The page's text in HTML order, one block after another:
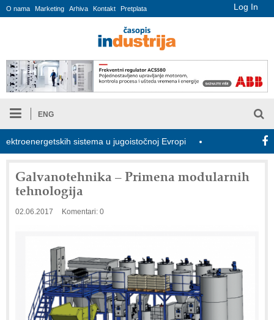
Log In
O nama Marketing Arhiva Kontakt Pretplata
ENG
sistema u jugoistočnoj Evropi COMBYPACK
Galvanotehnika – Primena modularnih
tehnologija
02.06.2017 Komentari: 0